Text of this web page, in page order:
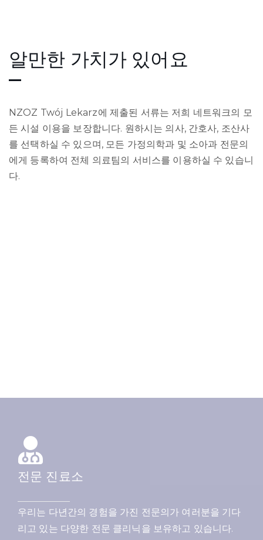
알만한 가치가 있어요
NZOZ Twój Lekarz에 제출된 서류는 저희 네트워크의 모
든 시설 이용을 보장합니다. 원하시는 의사, 간호사, 조산사
를 선택하실 수 있으며, 모든 가정의학과 및 소아과 전문의
에게 등록하여 전체 의료팀의 서비스를 이용하실 수 있습니
다.
전문 진료소
우리는 다년간의 경험을 가진 전문의가 여러분을 기다
리고 있는 다양한 전문 클리닉을 보유하고 있습니다.